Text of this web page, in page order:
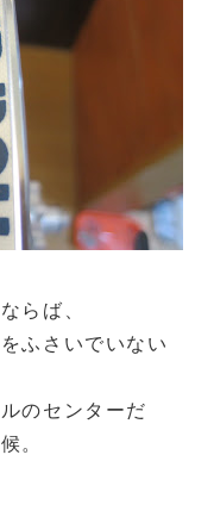
らば、
ふさいでいない
のセンターだ
。